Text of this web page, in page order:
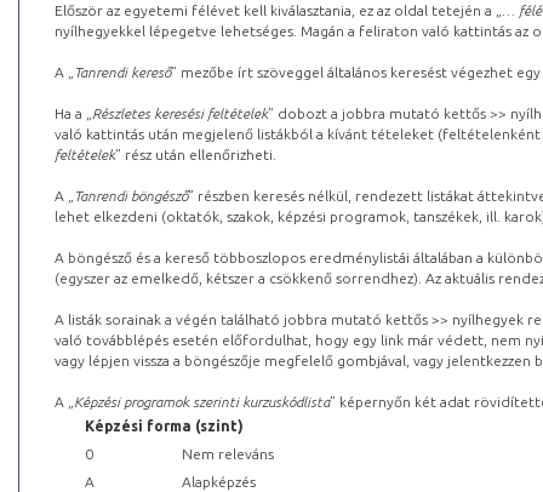
Először az egyetemi félévet kell kiválasztania, ez az oldal tetején a „
…
nyílhegyekkel lépegetve lehetséges. Magán a feliraton való kattintás az
A „ Tanrendi kereső” mezőbe írt szöveggel általános keresést végezhet
Ha a „ Részletes keresési feltételek” dobozt a jobbra mutató kettős >>
való kattintás után megjelenő listákból a kívánt tételeket (feltételenként
feltételek” rész után ellenőrizheti.
A „ Tanrendi böngésző” részben keresés nélkül, rendezett listákat
lehet elkezdeni (oktatók, szakok, képzési programok, tanszékek, ill.
A böngésző és a kereső többoszlopos eredménylistái általában a
(egyszer az emelkedő, kétszer a csökkenő sorrendhez). Az aktuális
A listák sorainak a végén található jobbra mutató kettős >> nyílhegyek
való továbblépés esetén előfordulhat, hogy egy link már védett, nem
vagy lépjen vissza a böngészője megfelelő gombjával, vagy
A „ Képzési programok szerinti kurzuskódlista” képernyőn két adat
Képzési forma (szint)
0
Nem releváns
A
Alapképzés